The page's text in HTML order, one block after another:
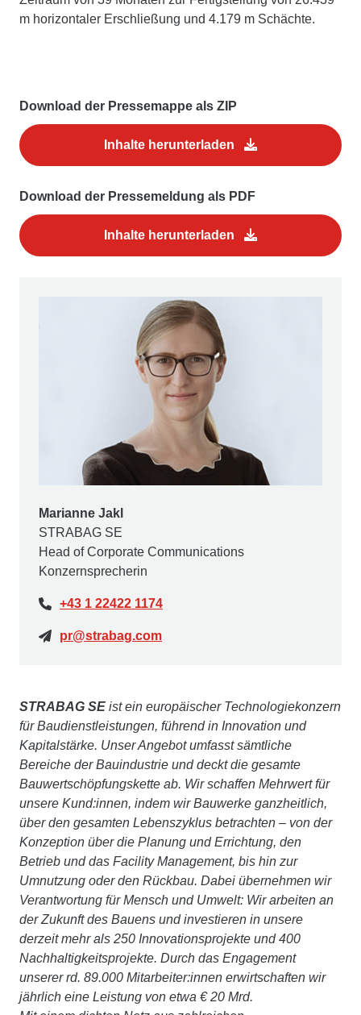
m horizontaler Erschließung und 4.179 m Schächte.
Download der Pressemappe als ZIP
Inhalte herunterladen
Download der Pressemeldung als PDF
Inhalte herunterladen
Marianne Jakl
STRABAG SE
Head of Corporate Communications
Konzernsprecherin
+43 1 22422 1174
pr@strabag.com
STRABAG SE ist ein europäischer Technologiekonzern
für Baudienstleistungen, führend in Innovation und
Kapitalstärke. Unser Angebot umfasst sämtliche
Bereiche der Bauindustrie und deckt die gesamte
Bauwertschöpfungskette ab. Wir schaffen Mehrwert für
unsere Kund:innen, indem wir Bauwerke ganzheitlich,
über den gesamten Lebenszyklus betrachten – von der
Konzeption über die Planung und Errichtung, den
Betrieb und das Facility Management, bis hin zur
Umnutzung oder den Rückbau. Dabei übernehmen wir
Verantwortung für Mensch und Umwelt: Wir arbeiten an
der Zukunft des Bauens und investieren in unsere
derzeit mehr als 250 Innovationsprojekte und 400
Nachhaltigkeitsprojekte. Durch das Engagement
unserer rd. 89.000 Mitarbeiter:innen erwirtschaften wir
jährlich eine Leistung von etwa € 20 Mrd.